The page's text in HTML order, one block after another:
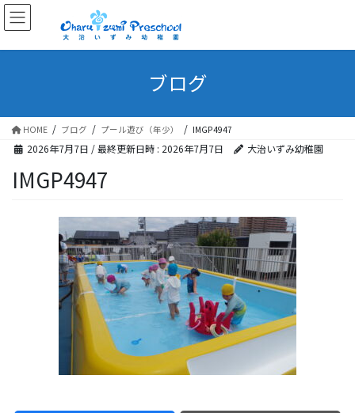
ブログ
HOME ブログ プール遊び（年少） IMGP4947
2026年7月7日 / 最終更新日時 : 2026年7月7日 大治いずみ幼稚園
IMGP4947